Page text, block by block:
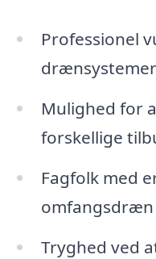
Professionel
drænsystemer
Mulighed for
forskellige
Fagfolk med
omfangsdræn
Tryghed ved